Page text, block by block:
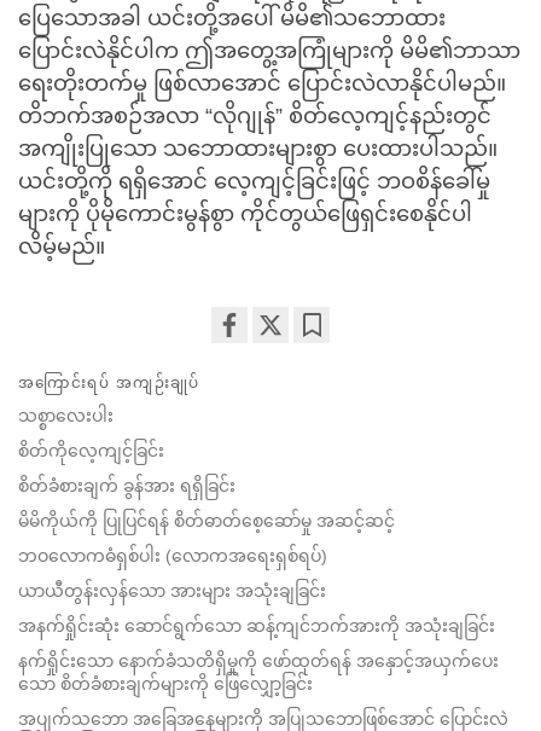
ပြေသောအခါ ယင်းတို့အပေါ် မိမိ၏သဘောထား
ပြောင်းလဲနိုင်ပါက ဤအတွေ့အကြုံများကို မိမိ၏ဘာသာ
ရေးတိုးတက်မှု ဖြစ်လာအောင် ပြောင်းလဲလာနိုင်ပါမည်။
တိဘက်အစဉ်အလာ “လိုဂျုန်” စိတ်လေ့ကျင့်နည်းတွင်
အကျိုးပြုသော သဘောထားများစွာ ပေးထားပါသည်။
ယင်းတို့ကို ရရှိအောင် လေ့ကျင့်ခြင်းဖြင့် ဘဝစိန်ခေါ်မှု
များကို ပိုမိုကောင်းမွန်စွာ ကိုင်တွယ်ဖြေရှင်းစေနိုင်ပါ
လိမ့်မည်။
အကြောင်းရပ် အကျဉ်းချုပ်
သစ္စာလေးပါး
စိတ်ကိုလေ့ကျင့်ခြင်း
စိတ်ခံစားချက် ခွန်အား ရရှိခြင်း
မိမိကိုယ်ကို ပြုပြင်ရန် စိတ်ဓာတ်စေ့ဆော်မှု အဆင့်ဆင့်
ဘဝလောကဓံရှစ်ပါး (လောကအရေးရှစ်ရပ်)
ယာယီတွန်းလှန်သော အားများ အသုံးချခြင်း
အနက်ရှိုင်းဆုံး ဆောင်ရွက်သော ဆန့်ကျင်ဘက်အားကို အသုံးချခြင်း
နက်ရှိုင်းသော နောက်ခံသတိရှိမှုကို ဖော်ထုတ်ရန် အနှောင့်အယှက်ပေး
သော စိတ်ခံစားချက်များကို ဖြေလျှော့ခြင်း
အပျက်သဘော အခြေအနေများကို အပြုသဘောဖြစ်အောင် ပြောင်းလဲ